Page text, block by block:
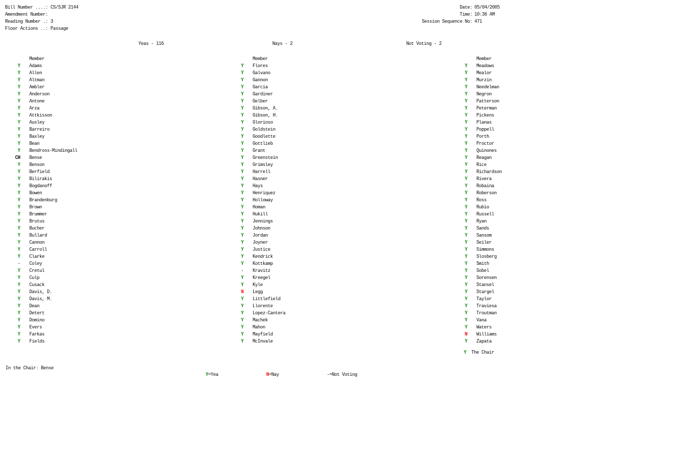
Bill Number ....: CS/SJR 2144 Date: 05/04/2005
Amendment Number:
Time: 10:36 AM
Reading Number .: 3
Session Sequence No: 471
Floor Actions ..: Passage
Yeas - 116 Nays - 2 Not Voting - 2
Member
Y
Adams
Y
Allen
Y
Altman
Y
Ambler
Y
Anderson
Y
Antone
Y
Arza
Y
Attkisson
Y
Ausley
Y
Barreiro
Y
Baxley
Y
Bean
Y
Bendross-Mindingall
CH
Bense
Y
Benson
Y
Berfield
Y
Bilirakis
Y
Bogdanoff
Y
Bowen
Y
Brandenburg
Y
Brown
Y
Brummer
Y
Brutus
Y
Bucher
Y
Bullard
Y
Cannon
Y
Carroll
Y
Clarke
-
Coley
Y
Cretul
Y
Culp
Y
Cusack
Y
Davis, D.
Y
Davis, M.
Y
Dean
Y
Detert
Y
Domino
Y
Evers
Y
Farkas
Y
Fields
Member
Y
Flores
Y
Galvano
Y
Gannon
Y
Garcia
Y
Gardiner
Y
Gelber
Y
Gibson, A.
Y
Gibson, H.
Y
Glorioso
Y
Goldstein
Y
Goodlette
Y
Gottlieb
Y
Grant
Y
Greenstein
Y
Grimsley
Y
Harrell
Y
Hasner
Y
Hays
Y
Henriquez
Y
Holloway
Y
Homan
Y
Hukill
Y
Jennings
Y
Johnson
Y
Jordan
Y
Joyner
Y
Justice
Y
Kendrick
Y
Kottkamp
-
Kravitz
Y
Kreegel
Y
Kyle
N
Legg
Y
Littlefield
Y
Llorente
Y
Lopez-Cantera
Y
Machek
Y
Mahon
Y
Mayfield
Y
McInvale
Member
Y
Meadows
Y
Mealor
Y
Murzin
Y
Needelman
Y
Negron
Y
Patterson
Y
Peterman
Y
Pickens
Y
Planas
Y
Poppell
Y
Porth
Y
Proctor
Y
Quinones
Y
Reagan
Y
Rice
Y
Richardson
Y
Rivera
Y
Robaina
Y
Roberson
Y
Ross
Y
Rubio
Y
Russell
Y
Ryan
Y
Sands
Y
Sansom
Y
Seiler
Y
Simmons
Y
Slosberg
Y
Smith
Y
Sobel
Y
Sorensen
Y
Stansel
Y
Stargel
Y
Taylor
Y
Traviesa
Y
Troutman
Y
Vana
Y
Waters
N
Williams
Y
Zapata
Y The Chair
In the Chair: Bense
Y=Yea N=Nay -=Not Voting